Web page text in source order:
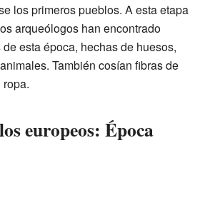
los primeros pueblos. A esta etapa
arqueólogos han encontrado
esta época, hechas de huesos,
También cosían fibras de
europeos: Época